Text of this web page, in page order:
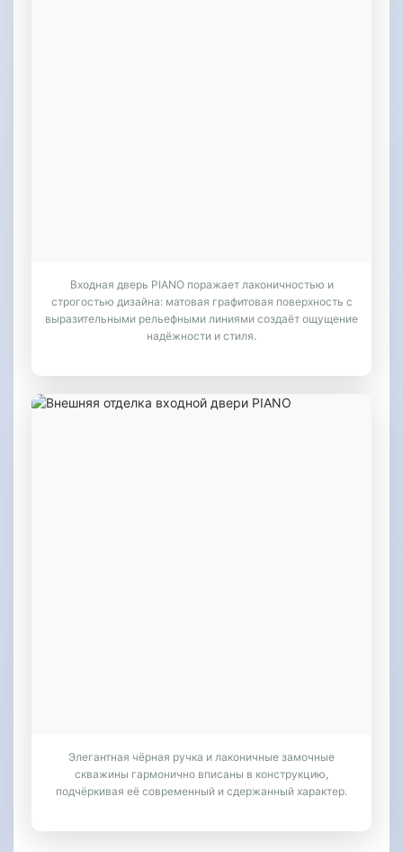
Входная дверь PIANO поражает лаконичностью и
строгостью дизайна: матовая графитовая поверхность с
выразительными рельефными линиями создаёт ощущение
надёжности и стиля.
Элегантная чёрная ручка и лаконичные замочные
скважины гармонично вписаны в конструкцию,
подчёркивая её современный и сдержанный характер.